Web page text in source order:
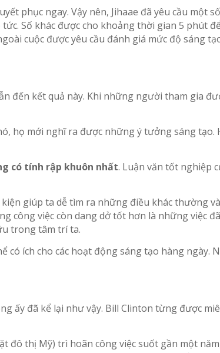
phục ngay. Vậy nên, Jihaae đã yêu cầu một
Số khác được cho khoảng thời gian 5 phút
cuộc được yêu cầu đánh giá mức độ sáng
đến kết quả này. Khi những người tham gia
họ mới nghĩ ra được những ý tưởng sáng
có tính rập khuôn nhất. Luận văn tốt nghiệp
giúp ta dễ tìm ra những điều khác thường
công việc còn dang dở tốt hơn là những việc
trong tâm trí ta.
ích cho các hoạt động sáng tạo hàng
ấy đã kể lại như vậy. Bill Clinton từng được
thị Mỹ) trì hoãn công việc suốt gần một